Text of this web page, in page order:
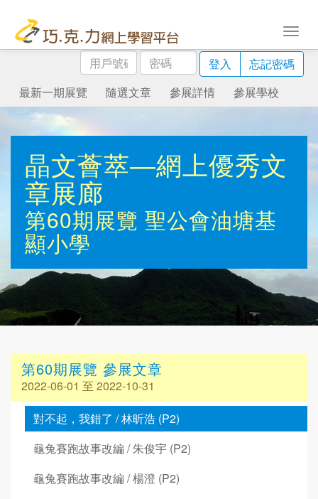
用
戶
號
碼
密
碼
登入
忘記密碼
最新一期展覽
隨選文章 參展詳情 參展學校
晶文薈萃—網上優秀文
章展廊
第60期展覽 聖公會油塘基
顯小學
第60期展覽 參展文章
2022-06-01 至 2022-10-31
對不起，我錯了 / 林昕浩 (P2)
龜兔賽跑故事改編 / 朱俊宇 (P2)
龜兔賽跑故事改編 / 楊澄 (P2)